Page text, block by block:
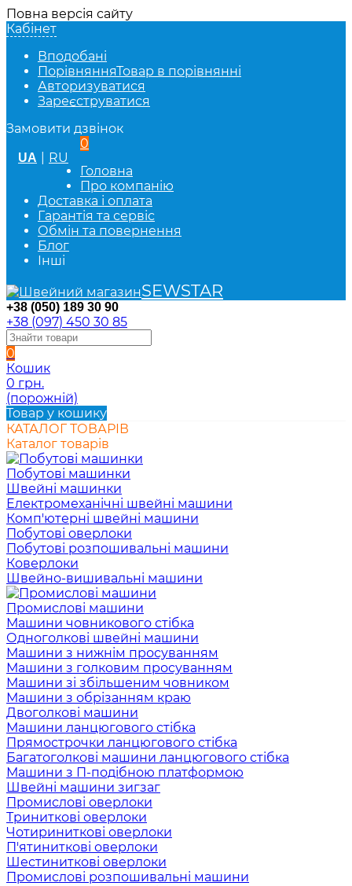
Повна версія сайту
Кабінет
Вподобані
ПорівнянняТовар в порівнянні
Авторизуватися
Зареєструватися
Замовити дзвінок
UA RU
0
Головна
Про компанію
Доставка і оплата
Гарантія та сервіс
Обмін та повернення
Блог
Інші
SEWSTAR
+38 (050) 189 30 90
+38 (097) 450 30 85
0
Кошик
0 грн.
(порожній)
Товар у кошику
КАТАЛОГ ТОВАРІВ
Каталог товарів
Побутові машинки
Швейні машинки
Електромеханічні швейні машини
Комп'ютерні швейні машини
Побутові оверлоки
Побутові розпошивальні машини
Коверлоки
Швейно-вишивальні машини
Промислові машини
Машини човникового стібка
Одноголкові швейні машини
Машини з нижнім просуванням
Машини з голковим просуванням
Машини зі збільшеним човником
Машини з обрізанням краю
Двоголкові машини
Машини ланцюгового стібка
Прямострочки ланцюгового стібка
Багатоголкові машини ланцюгового стібка
Машини з П-подібною платформою
Швейні машини зигзаг
Промислові оверлоки
Триниткові оверлоки
Чотириниткові оверлоки
П'ятиниткові оверлоки
Шестиниткові оверлоки
Промислові розпошивальні машини